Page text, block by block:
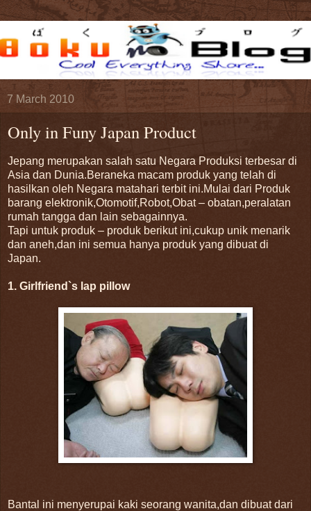
7 March 2010
Only in Funy Japan Product
Jepang merupakan salah satu Negara Produksi terbesar di
Asia dan Dunia.Beraneka macam produk yang telah di
hasilkan oleh Negara matahari terbit ini.Mulai dari Produk
barang elektronik,Otomotif,Robot,Obat – obatan,peralatan
rumah tangga dan lain sebagainnya.
Tapi untuk produk – produk berikut ini,cukup unik menarik
dan aneh,dan ini semua hanya produk yang dibuat di
Japan.
1. Girlfriend`s lap pillow
Bantal ini menyerupai kaki seorang wanita,dan dibuat dari